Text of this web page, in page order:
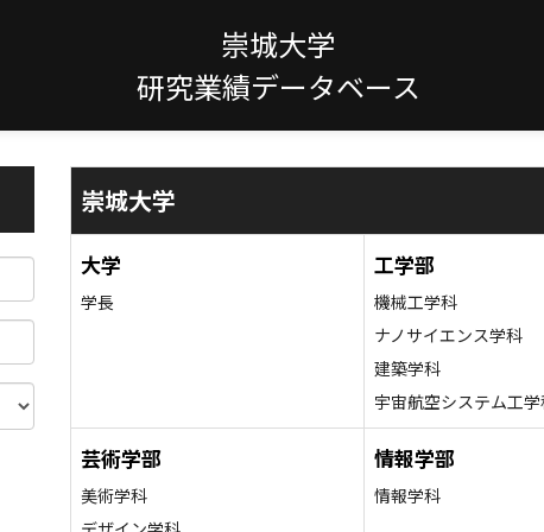
崇城大学
研究業績データベース
崇城大学
大学
学長
工学部
機械工学科
ナノサイエンス学科
建築学科
宇宙航空システム工
芸術学部
美術学科
情報学部
情報学科